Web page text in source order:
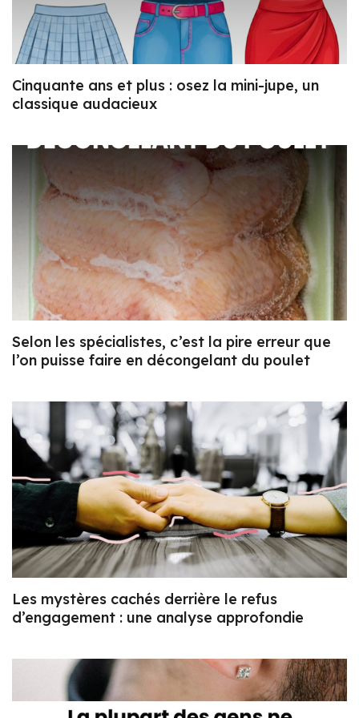
Cinquante ans et plus : osez la mini-jupe, un
classique audacieux
Selon les spécialistes, c’est la pire erreur que
l’on puisse faire en décongelant du poulet
Les mystères cachés derrière le refus
d’engagement : une analyse approfondie